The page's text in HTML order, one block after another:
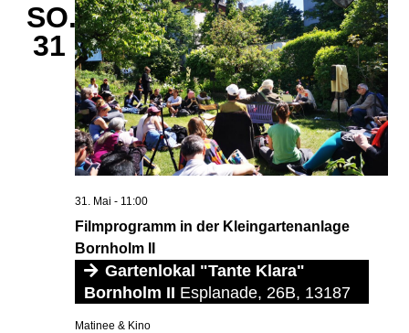
SO.
31
Filmprogramm in der Kleingartenanlage
Bornholm II
31. Mai - 11:00
Gartenlokal "Tante Klara"
Bornholm II Esplanade, 26B, 13187
Matinee & Kino